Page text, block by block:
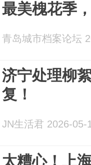
最美槐花季
青岛城市档案论坛
济宁处理柳
复！
JN生活君 2026-05-
太糟心！上